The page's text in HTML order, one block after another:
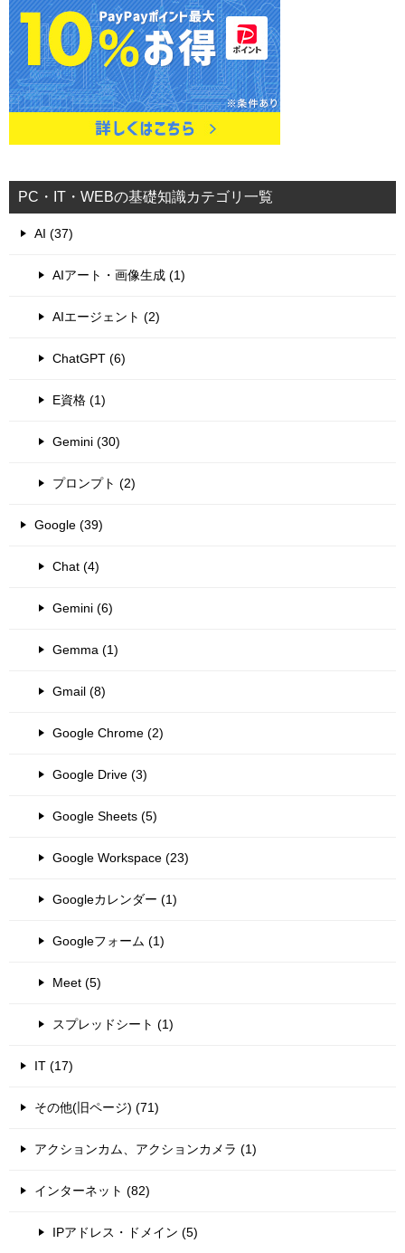
PC・IT・WEBの基礎知識カテゴリ一覧
AI (37)
AIアート・画像生成 (1)
AIエージェント (2)
ChatGPT (6)
E資格 (1)
Gemini (30)
プロンプト (2)
Google (39)
Chat (4)
Gemini (6)
Gemma (1)
Gmail (8)
Google Chrome (2)
Google Drive (3)
Google Sheets (5)
Google Workspace (23)
Googleカレンダー (1)
Googleフォーム (1)
Meet (5)
スプレッドシート (1)
IT (17)
その他(旧ページ) (71)
アクションカム、アクションカメラ (1)
インターネット (82)
IPアドレス・ドメイン (5)